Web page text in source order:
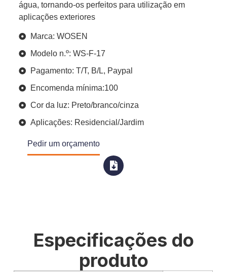
água, tornando-os perfeitos para utilização em
aplicações exteriores
Marca: WOSEN
Modelo n.º: WS-F-17
Pagamento: T/T, B/L, Paypal
Encomenda mínima:100
Cor da luz: Preto/branco/cinza
Aplicações: Residencial/Jardim
Pedir um orçamento
Especificações do
produto